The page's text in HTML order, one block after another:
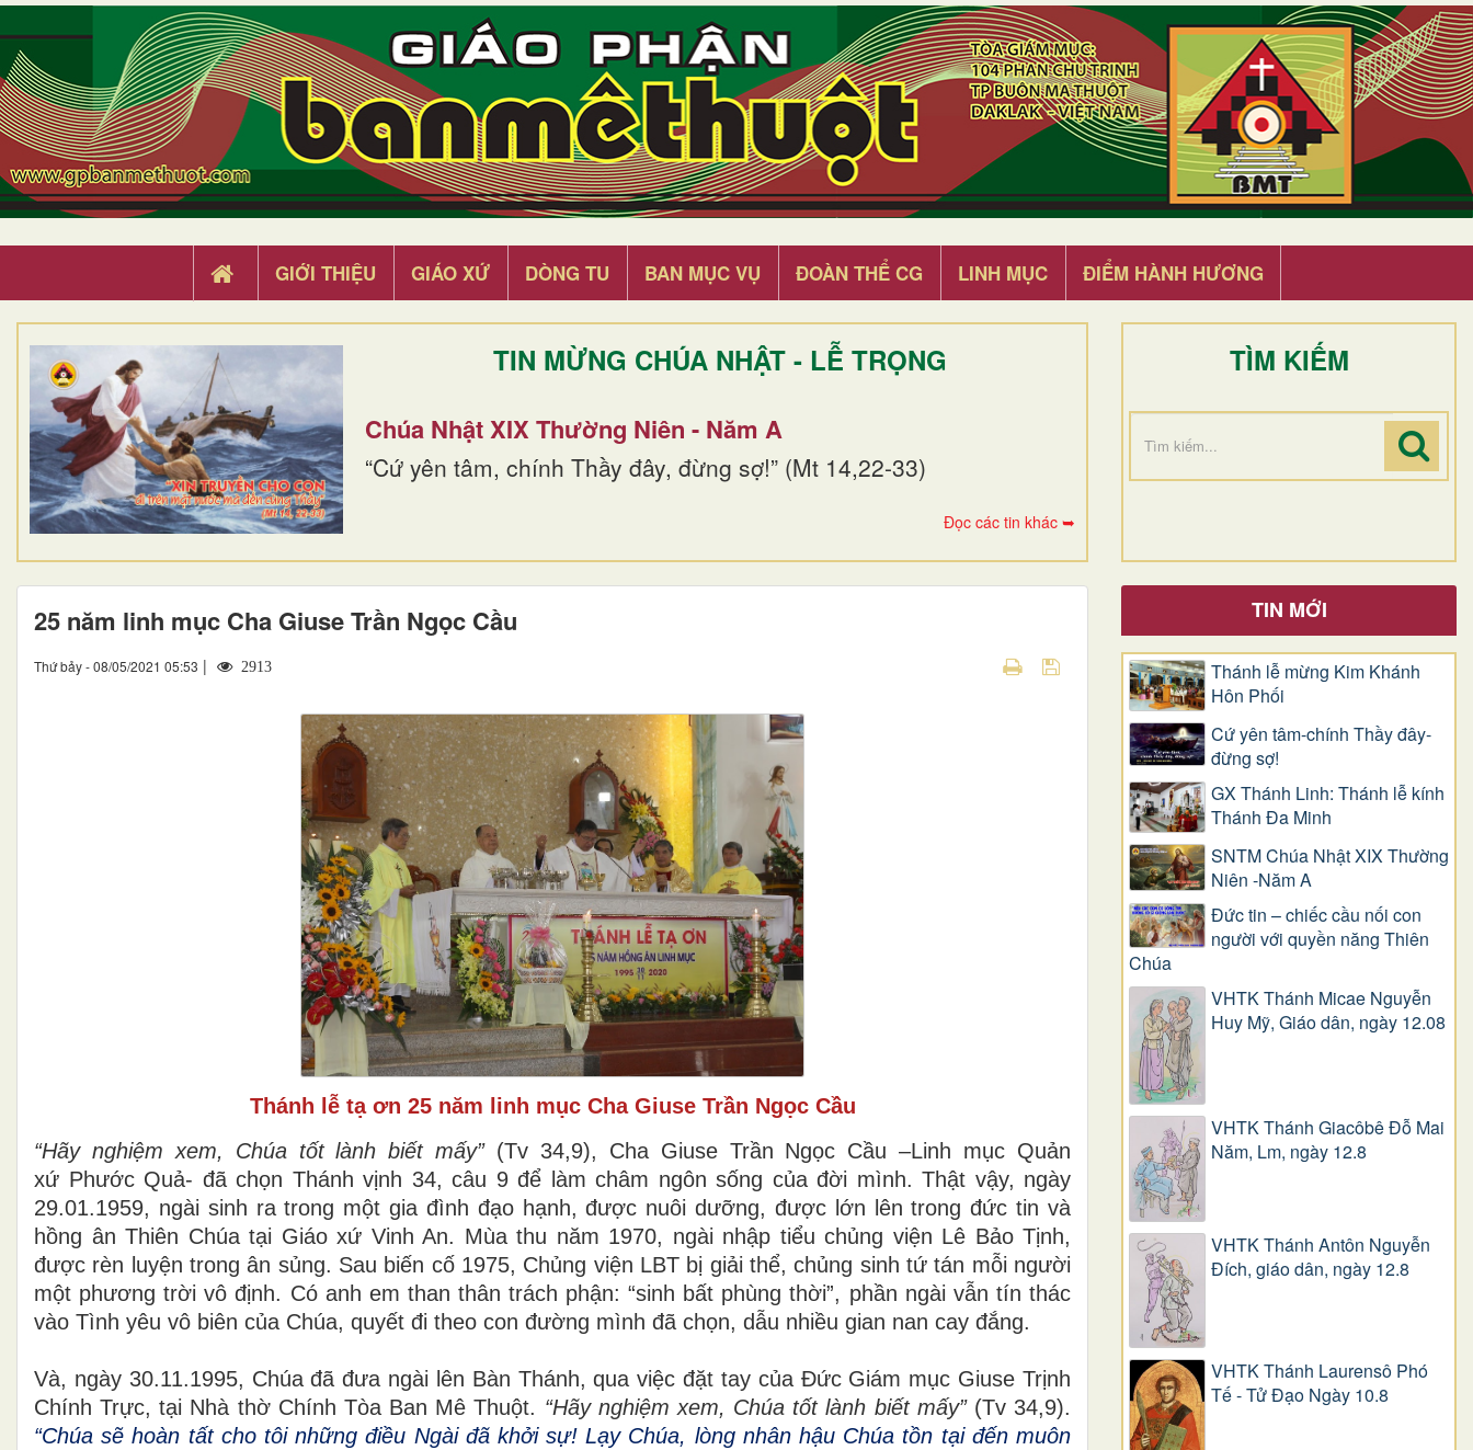
GIỚI THIỆU GIÁO XỨ DÒNG TU BAN MỤC VỤ ĐOÀN THỂ CG LINH MỤC ĐIỂM HÀNH HƯƠNG
TIN MỪNG CHÚA NHẬT - LỄ TRỌNG
Chúa Nhật XIX Thường Niên - Năm A
“Cứ yên tâm, chính Thầy đây, đừng sợ!” (Mt 14,22-33)
Đọc các tin khác ➥
TÌM KIẾM
25 năm linh mục Cha Giuse Trần Ngọc Cầu
Thứ bảy - 08/05/2021 05:53 | 2913
Thánh lễ tạ ơn 25 năm linh mục Cha Giuse Trần Ngọc Cầu
“Hãy nghiệm xem, Chúa tốt lành biết mấy” (Tv 34,9), Cha Giuse Trần Ngọc Cầu –Linh mục Quản
xứ Phước Quả- đã chọn Thánh vịnh 34, câu 9 để làm châm ngôn sống của đời mình. Thật vậy, ngày
29.01.1959, ngài sinh ra trong một gia đình đạo hạnh, được nuôi dưỡng, được lớn lên trong đức tin và
hồng ân Thiên Chúa tại Giáo xứ Vinh An. Mùa thu năm 1970, ngài nhập tiểu chủng viện Lê Bảo Tịnh,
được rèn luyện trong ân sủng. Sau biến cố 1975, Chủng viện LBT bị giải thể, chủng sinh tứ tán mỗi người
một phương trời vô định. Có anh em than thân trách phận: “sinh bất phùng thời”, phần ngài vẫn tín thác
vào Tình yêu vô biên của Chúa, quyết đi theo con đường mình đã chọn, dẫu nhiều gian nan cay đắng.
Và, ngày 30.11.1995, Chúa đã đưa ngài lên Bàn Thánh, qua việc đặt tay của Đức Giám mục Giuse Trịnh
Chính Trực, tại Nhà thờ Chính Tòa Ban Mê Thuột. “Hãy nghiệm xem, Chúa tốt lành biết mấy” (Tv 34,9).
“Chúa sẽ hoàn tất cho tôi những điều Ngài đã khởi sự! Lạy Chúa, lòng nhân hậu Chúa tồn tại đến muôn
TIN MỚI
Thánh lễ mừng Kim Khánh
Hôn Phối
Cứ yên tâm-chính Thầy đây-
đừng sợ!
GX Thánh Linh: Thánh lễ kính
Thánh Đa Minh
SNTM Chúa Nhật XIX Thường
Niên -Năm A
Đức tin – chiếc cầu nối con
người với quyền năng Thiên
Chúa
VHTK Thánh Micae Nguyễn
Huy Mỹ, Giáo dân, ngày 12.08
VHTK Thánh Giacôbê Ðỗ Mai
Năm, Lm, ngày 12.8
VHTK Thánh Antôn Nguyễn
Ðích, giáo dân, ngày 12.8
VHTK Thánh Laurensô Phó
Tế - Tử Đạo Ngày 10.8